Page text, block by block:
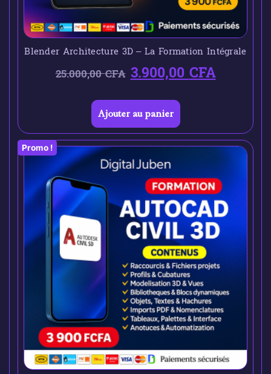
Blender Architecture 3D – La Formation Intégrale
25.000,00CFA 3.900,00CFA
Ajouter au panier
Promo !